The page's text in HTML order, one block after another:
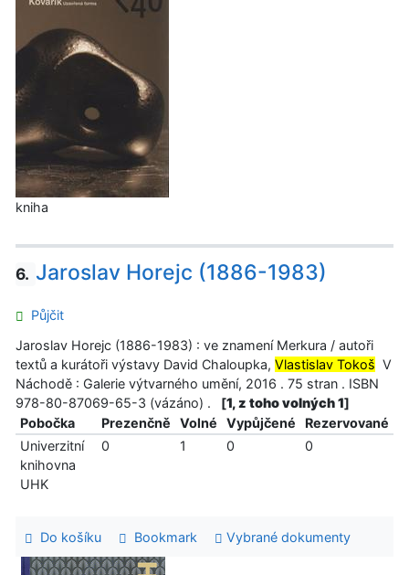
kniha
6. Jaroslav Horejc (1886-1983)
Půjčit
Jaroslav Horejc (1886-1983) : ve znamení Merkura / autoři
textů a kurátoři výstavy David Chaloupka, Vlastislav Tokoš V
Náchodě : Galerie výtvarného umění, 2016 . 75 stran . ISBN
978-80-87069-65-3 (vázáno) .
[1, z toho volných 1]
Pobočka
Prezenčně Volné Vypůjčené
Rezervované
Univerzitní
knihovna
UHK
0 1 0 0
Do košíku Bookmark Vybrané dokumenty